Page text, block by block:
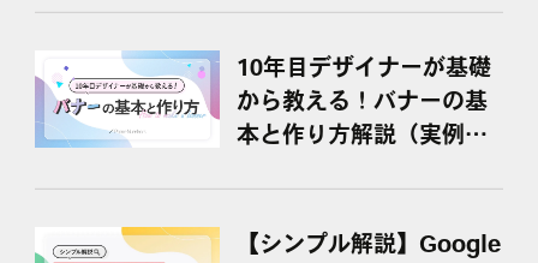
10年目デザイナーが基礎
から教える！バナーの基
本と作り方解説（実例＆
【シンプル解説】Google